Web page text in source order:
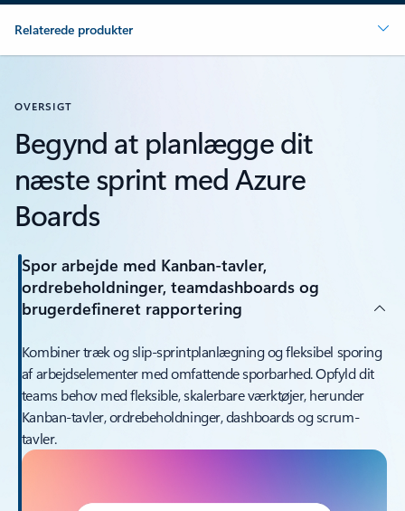
Relaterede produkter
OVERSIGT
Begynd at planlægge dit
næste sprint med Azure
Boards
Spor arbejde med Kanban-tavler,
ordrebeholdninger, teamdashboards og
brugerdefineret rapportering
Kombiner træk og slip-sprintplanlægning og fleksibel sporing
af arbejdselementer med omfattende sporbarhed. Opfyld dit
teams behov med fleksible, skalerbare værktøjer, herunder
Kanban-tavler, ordrebeholdninger, dashboards og scrum-
tavler.